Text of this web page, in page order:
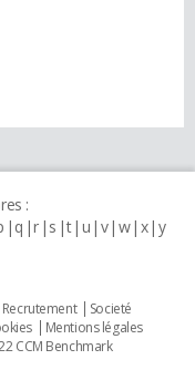
:
q r s t u v w x y
Recrutement
Societé
Mentions légales
CCM Benchmark